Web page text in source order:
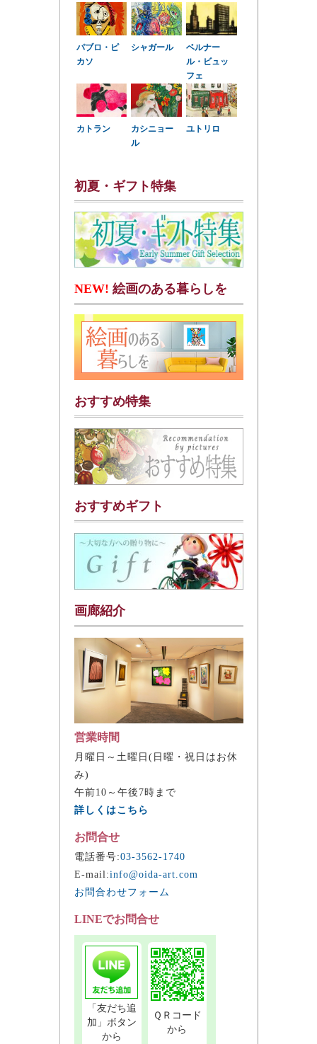
パブロ・ピ
カソ
シャガール
ベルナー
ル・ビュッ
フェ
カトラン
カシニョー
ル
ユトリロ
初夏・ギフト特集
NEW! 絵画のある暮らしを
おすすめ特集
おすすめギフト
画廊紹介
営業時間
月曜日～土曜日(日曜・祝日はお休
み)
午前10～午後7時まで
詳しくはこちら
お問合せ
電話番号:03-3562-1740
E-mail:info@oida-art.com
お問合わせフォーム
LINEでお問合せ
「友だち追
加」ボタン
から
ＱＲコード
から